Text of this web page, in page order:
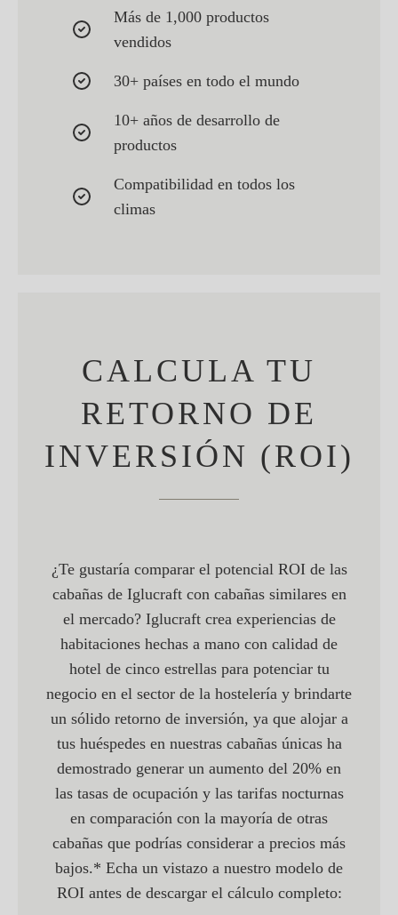
Más de 1,000 productos
vendidos
30+ países en todo el mundo
10+ años de desarrollo de
productos
Compatibilidad en todos los
climas
CALCULA TU
RETORNO DE
INVERSIÓN (ROI)
¿Te gustaría comparar el potencial ROI de las
cabañas de Iglucraft con cabañas similares en
el mercado? Iglucraft crea experiencias de
habitaciones hechas a mano con calidad de
hotel de cinco estrellas para potenciar tu
negocio en el sector de la hostelería y brindarte
un sólido retorno de inversión, ya que alojar a
tus huéspedes en nuestras cabañas únicas ha
demostrado generar un aumento del 20% en
las tasas de ocupación y las tarifas nocturnas
en comparación con la mayoría de otras
cabañas que podrías considerar a precios más
bajos.* Echa un vistazo a nuestro modelo de
ROI antes de descargar el cálculo completo: